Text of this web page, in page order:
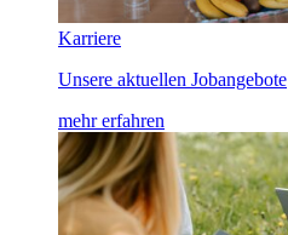
Karriere
Unsere aktuellen Jobangebote
mehr erfahren